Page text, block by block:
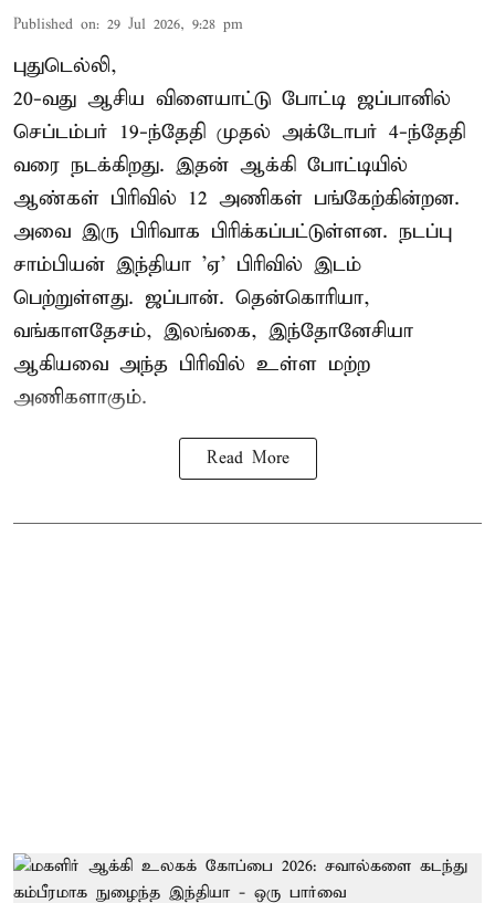
Published on: 29 Jul 2026, 9:28 pm
புதுடெல்லி,
20-வது ஆசிய விளையாட்டு போட்டி ஜப்பானில்
செப்டம்பர் 19-ந்தேதி முதல் அக்டோபர் 4-ந்தேதி
வரை நடக்கிறது. இதன் ஆக்கி போட்டியில்
ஆண்கள் பிரிவில் 12 அணிகள் பங்கேற்கின்றன.
அவை இரு பிரிவாக பிரிக்கப்பட்டுள்ளன. நடப்பு
சாம்பியன் இந்தியா 'ஏ' பிரிவில் இடம்
பெற்றுள்ளது. ஜப்பான். தென்கொரியா,
வங்காளதேசம், இலங்கை, இந்தோனேசியா
ஆகியவை அந்த பிரிவில் உள்ள மற்ற
அணிகளாகும்.
Read More